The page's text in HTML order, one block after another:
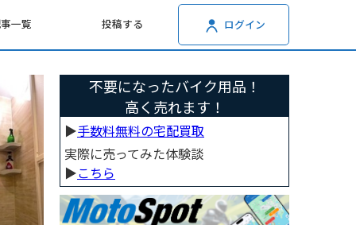
一覧 投稿する ログイン
不要になったバイク用品！
高く売れます！
▶︎手数料無料の宅配買取
実際に売ってみた体験談
▶︎こちら